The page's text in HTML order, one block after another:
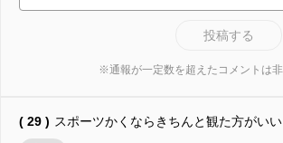
投稿する
※通報が一定数を超えたコメントは
( 29 ) スポーツかくならきちんと観た方がいい